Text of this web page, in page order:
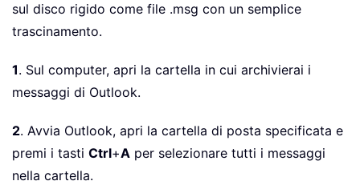
sul disco rigido come file .msg con un semplice
trascinamento.
1. Sul computer, apri la cartella in cui archivierai i
messaggi di Outlook.
2. Avvia Outlook, apri la cartella di posta specificata e
premi i tasti Ctrl+A per selezionare tutti i messaggi
nella cartella.